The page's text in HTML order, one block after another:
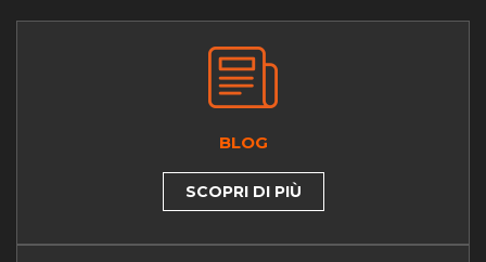
BLOG
SCOPRI DI PIÙ